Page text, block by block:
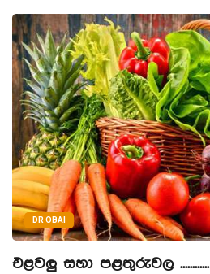
DR OBAI
එළවලු සහා පළතුරුවල ............